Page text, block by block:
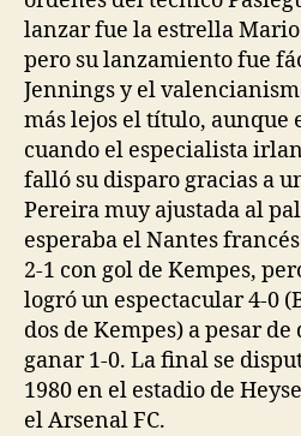
lanzar fue la estrella
pero su lanzamiento fue
Jennings y el
más lejos el título, aunque
cuando el especialista
falló su disparo gracias a
Pereira muy ajustada al
esperaba el Nantes
2-1 con gol de Kempes,
logró un espectacular 4-0
dos de Kempes) a pesar
ganar 1-0. La final se
1980 en el estadio de
el Arsenal FC.